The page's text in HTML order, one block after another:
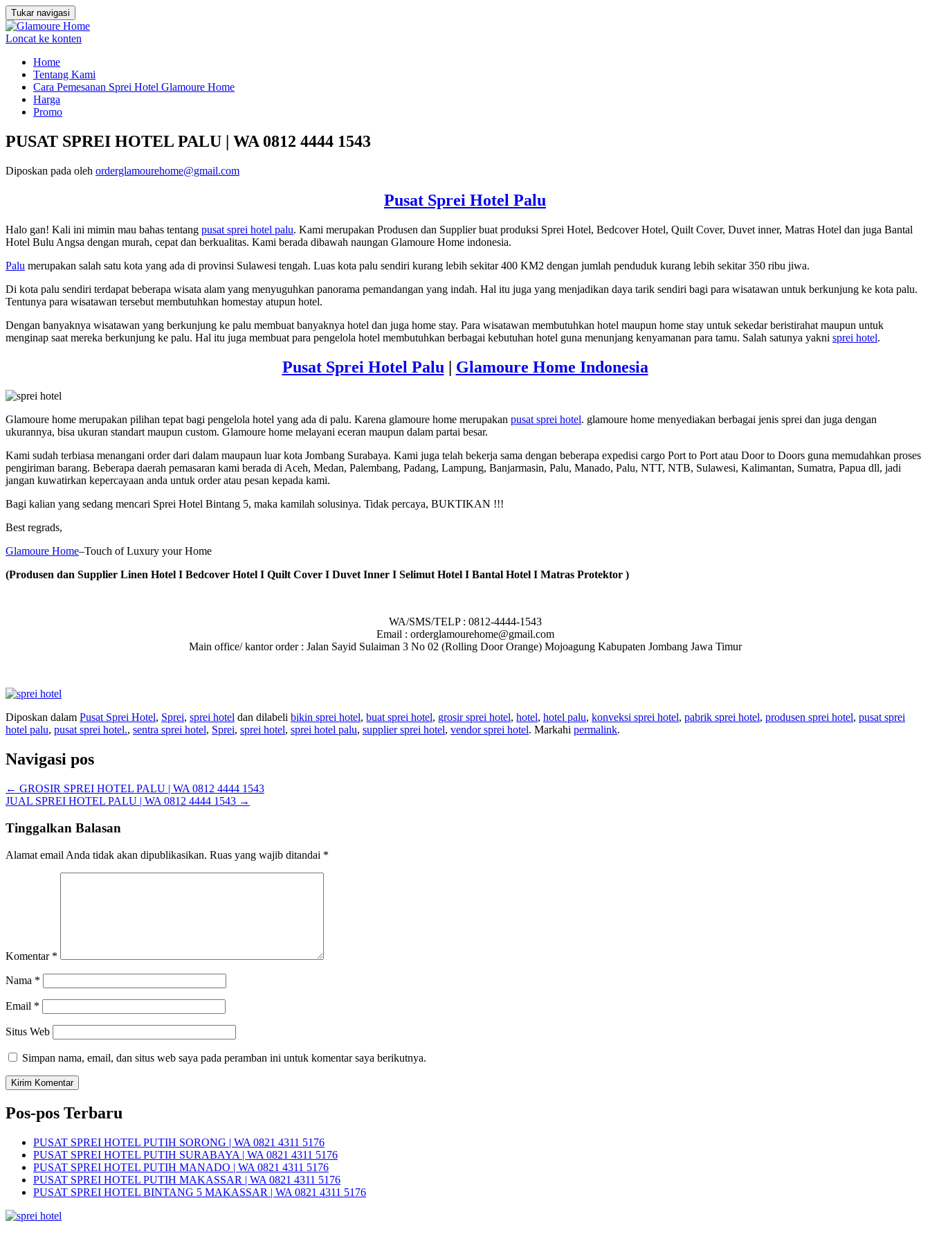
Tukar navigasi
Loncat ke konten
Home
Tentang Kami
Cara Pemesanan Sprei Hotel Glamoure Home
Harga
Promo
PUSAT SPREI HOTEL PALU | WA 0812 4444 1543
Diposkan pada oleh orderglamourehome@gmail.com
Pusat Sprei Hotel Palu
Halo gan! Kali ini mimin mau bahas tentang pusat sprei hotel palu. Kami merupakan Produsen dan Supplier buat produksi Sprei Hotel, Bedcover Hotel, Quilt Cover, Duvet inner, Matras Hotel dan juga Bantal
Hotel Bulu Angsa dengan murah, cepat dan berkualitas. Kami berada dibawah naungan Glamoure Home indonesia.
Palu merupakan salah satu kota yang ada di provinsi Sulawesi tengah. Luas kota palu sendiri kurang lebih sekitar 400 KM2 dengan jumlah penduduk kurang lebih sekitar 350 ribu jiwa.
Di kota palu sendiri terdapat beberapa wisata alam yang menyuguhkan panorama pemandangan yang indah. Hal itu juga yang menjadikan daya tarik sendiri bagi para wisatawan untuk berkunjung ke kota palu.
Tentunya para wisatawan tersebut membutuhkan homestay atupun hotel.
Dengan banyaknya wisatawan yang berkunjung ke palu membuat banyaknya hotel dan juga home stay. Para wisatawan membutuhkan hotel maupun home stay untuk sekedar beristirahat maupun untuk
menginap saat mereka berkunjung ke palu. Hal itu juga membuat para pengelola hotel membutuhkan berbagai kebutuhan hotel guna menunjang kenyamanan para tamu. Salah satunya yakni sprei hotel.
Pusat Sprei Hotel Palu | Glamoure Home Indonesia
Glamoure home merupakan pilihan tepat bagi pengelola hotel yang ada di palu. Karena glamoure home merupakan pusat sprei hotel. glamoure home menyediakan berbagai jenis sprei dan juga dengan
ukurannya, bisa ukuran standart maupun custom. Glamoure home melayani eceran maupun dalam partai besar.
Kami sudah terbiasa menangani order dari dalam maupaun luar kota Jombang Surabaya. Kami juga telah bekerja sama dengan beberapa expedisi cargo Port to Port atau Door to Doors guna memudahkan proses
pengiriman barang. Beberapa daerah pemasaran kami berada di Aceh, Medan, Palembang, Padang, Lampung, Banjarmasin, Palu, Manado, Palu, NTT, NTB, Sulawesi, Kalimantan, Sumatra, Papua dll, jadi
jangan kuwatirkan kepercayaan anda untuk order atau pesan kepada kami.
Bagi kalian yang sedang mencari Sprei Hotel Bintang 5, maka kamilah solusinya. Tidak percaya, BUKTIKAN !!!
Best regrads,
Glamoure Home–Touch of Luxury your Home
(Produsen dan Supplier Linen Hotel I Bedcover Hotel I Quilt Cover I Duvet Inner I Selimut Hotel I Bantal Hotel I Matras Protektor )
WA/SMS/TELP : 0812-4444-1543
Email : orderglamourehome@gmail.com
Main office/ kantor order : Jalan Sayid Sulaiman 3 No 02 (Rolling Door Orange) Mojoagung Kabupaten Jombang Jawa Timur
Diposkan dalam Pusat Sprei Hotel, Sprei, sprei hotel dan dilabeli bikin sprei hotel, buat sprei hotel, grosir sprei hotel, hotel, hotel palu, konveksi sprei hotel, pabrik sprei hotel, produsen sprei hotel, pusat sprei
hotel palu, pusat sprei hotel., sentra sprei hotel, Sprei, sprei hotel, sprei hotel palu, supplier sprei hotel, vendor sprei hotel. Markahi permalink.
Navigasi pos
← GROSIR SPREI HOTEL PALU | WA 0812 4444 1543
JUAL SPREI HOTEL PALU | WA 0812 4444 1543 →
Tinggalkan Balasan
Alamat email Anda tidak akan dipublikasikan. Ruas yang wajib ditandai *
Komentar *
Nama *
Email *
Situs Web
Simpan nama, email, dan situs web saya pada peramban ini untuk komentar saya berikutnya.
Pos-pos Terbaru
PUSAT SPREI HOTEL PUTIH SORONG | WA 0821 4311 5176
PUSAT SPREI HOTEL PUTIH SURABAYA | WA 0821 4311 5176
PUSAT SPREI HOTEL PUTIH MANADO | WA 0821 4311 5176
PUSAT SPREI HOTEL PUTIH MAKASSAR | WA 0821 4311 5176
PUSAT SPREI HOTEL BINTANG 5 MAKASSAR | WA 0821 4311 5176